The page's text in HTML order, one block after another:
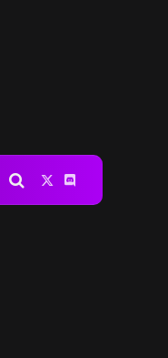
X
(Twitter)
Discord